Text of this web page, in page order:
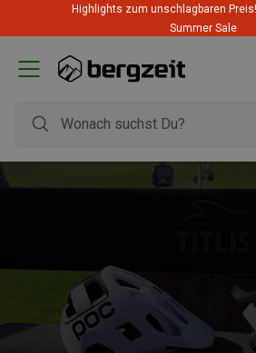
Highlights zum unschlagbaren
Summer Sale